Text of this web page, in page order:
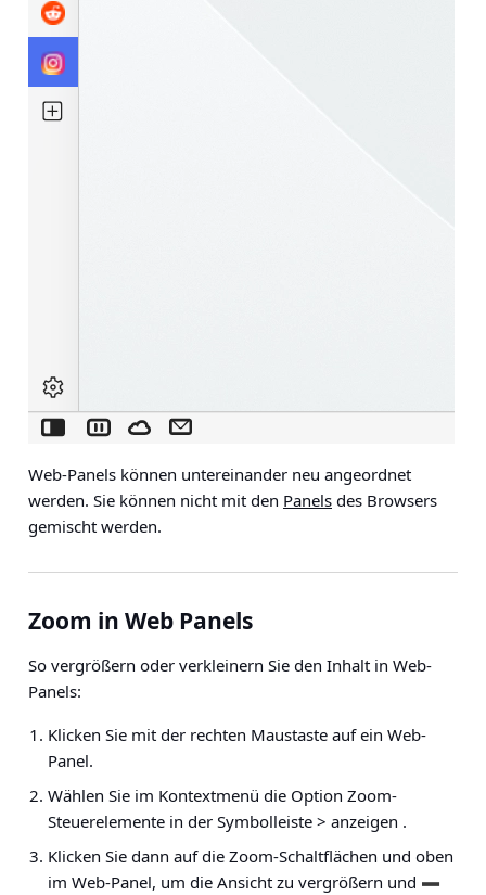
Web-Panels können untereinander neu angeordnet
werden. Sie können nicht mit den Panels des Browsers
gemischt werden.
Zoom in Web Panels
So vergrößern oder verkleinern Sie den Inhalt in Web-
Panels:
Klicken Sie mit der rechten Maustaste auf ein Web-
Panel.
Wählen Sie im Kontextmenü die Option Zoom-
Steuerelemente in der Symbolleiste > anzeigen .
Klicken Sie dann auf die Zoom-Schaltflächen und oben
im Web-Panel, um die Ansicht zu vergrößern und